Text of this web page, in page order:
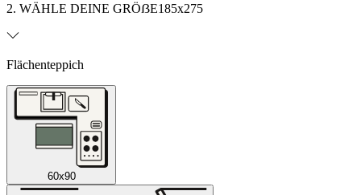
2. WÄHLE DEINE GRÖẞE185x275
Flächenteppich
60x90